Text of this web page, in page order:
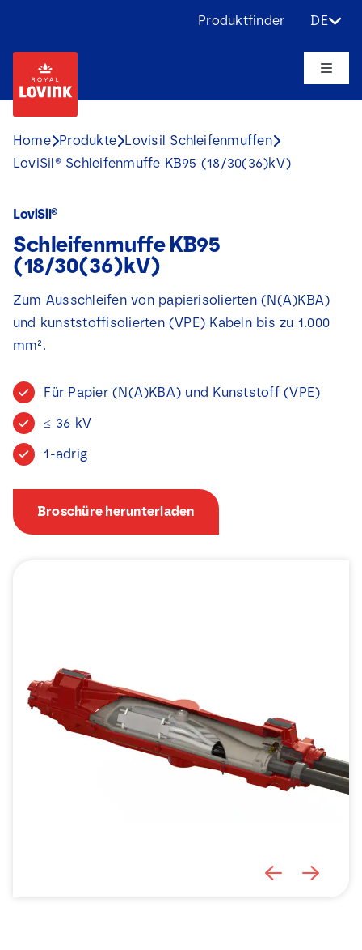
content
Produktfinder DE
Toggle
Produkte
Anwendungen
Herausforderungen
Projekte
Kontakt
Home Produkte Lovisil Schleifenmuffen
LoviSil® Schleifenmuffe KB95 (18/30(36)kV)
LoviSil®
Schleifenmuffe KB95
(18/30(36)kV)
Zum Ausschleifen von papierisolierten (N(A)KBA)
und kunststoffisolierten (VPE) Kabeln bis zu 1.000
mm².
Für Papier (N(A)KBA) und Kunststoff (VPE)
≤ 36 kV
1-adrig
Broschüre herunterladen